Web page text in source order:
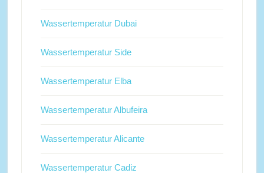
Wassertemperatur Dubai
Wassertemperatur Side
Wassertemperatur Elba
Wassertemperatur Albufeira
Wassertemperatur Alicante
Wassertemperatur Cadiz